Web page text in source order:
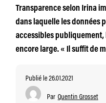
Transparence selon Irina
dans laquelle les données
accessibles publiquement,
encore large. « Il suffit de
Publié le 26.01.2021
Par Quentin Grosset